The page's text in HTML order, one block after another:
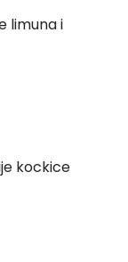
limuna i
kockice